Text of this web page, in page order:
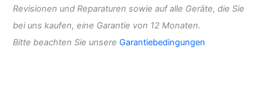
Revisionen und Reparaturen sowie auf alle Geräte, die Sie
bei uns kaufen, eine Garantie von 12 Monaten.
Bitte beachten Sie unsere Garantiebedingungen